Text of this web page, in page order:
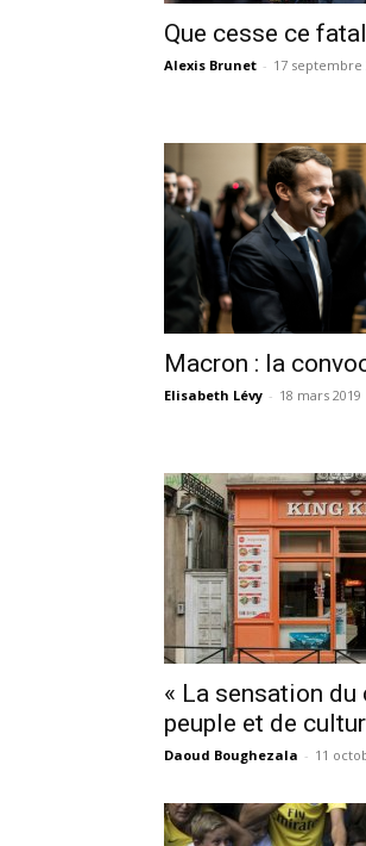
Que cesse ce
Alexis Brunet - 17 septembre
Macron : la
Elisabeth Lévy - 18 mars 2019
« La sensation du
peuple et de
Daoud Boughezala - 11